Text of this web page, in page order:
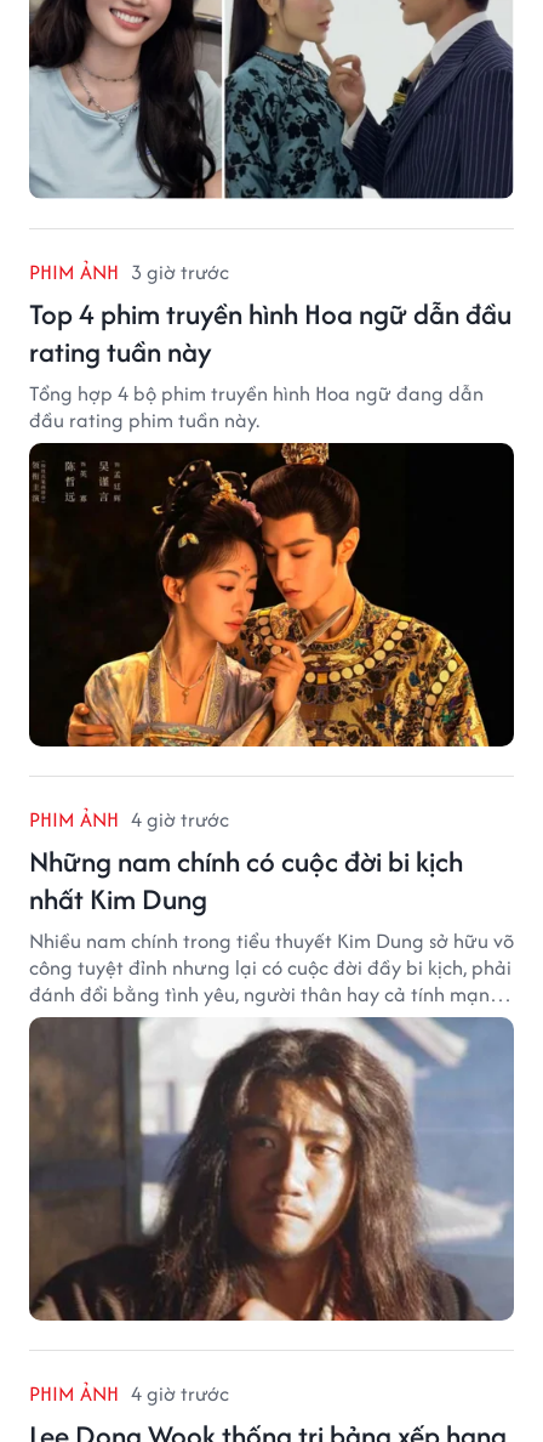
PHIM ẢNH 3 giờ trước
Top 4 phim truyền hình Hoa ngữ dẫn đầu
rating tuần này
Tổng hợp 4 bộ phim truyền hình Hoa ngữ đang dẫn
đầu rating phim tuần này.
PHIM ẢNH 4 giờ trước
Những nam chính có cuộc đời bi kịch
nhất Kim Dung
Nhiều nam chính trong tiểu thuyết Kim Dung sở hữu võ
công tuyệt đỉnh nhưng lại có cuộc đời đầy bi kịch, phải
đánh đổi bằng tình yêu, người thân hay cả tính mạng,
khiến độc giả không khỏi tiếc nuối.
PHIM ẢNH 4 giờ trước